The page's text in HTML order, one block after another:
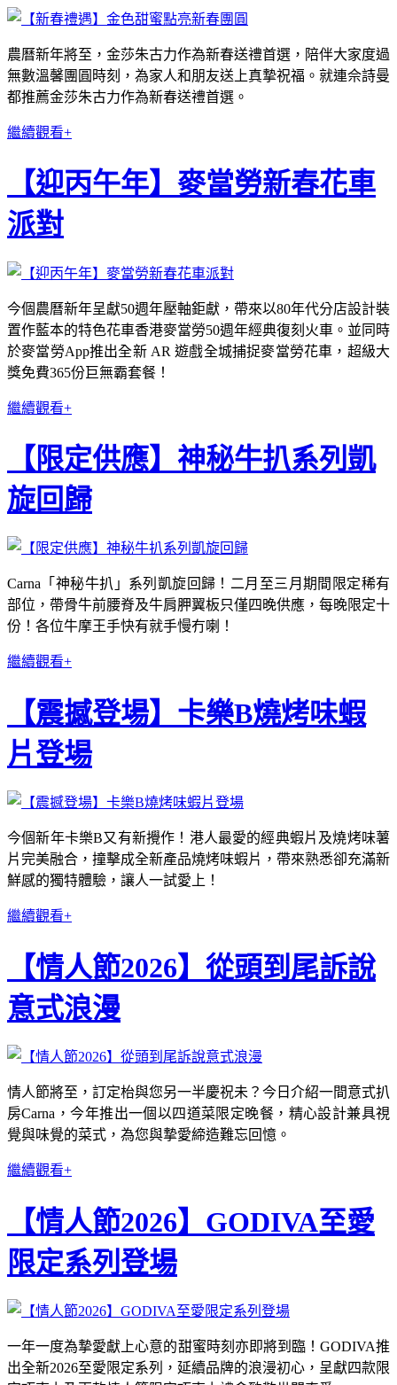
農曆新年將至，金莎朱古力作為新春送禮首選，陪伴大家度過
無數溫馨團圓時刻，為家人和朋友送上真摯祝福。就連佘詩曼
都推薦金莎朱古力作為新春送禮首選。
繼續觀看+
【迎丙午年】麥當勞新春花車
派對
今個農曆新年呈獻50週年壓軸鉅獻，帶來以80年代分店設計裝
置作藍本的特色花車香港麥當勞50週年經典復刻火車。並同時
於麥當勞App推出全新 AR 遊戲全城捕捉麥當勞花車，超級大
獎免費365份巨無霸套餐！
繼續觀看+
【限定供應】神秘牛扒系列凱
旋回歸
Carna「神秘牛扒」系列凱旋回歸！二月至三月期間限定稀有
部位，帶骨牛前腰脊及牛肩胛翼板只僅四晚供應，每晚限定十
份！各位牛摩王手快有就手慢冇喇！
繼續觀看+
【震撼登場】卡樂B燒烤味蝦
片登場
今個新年卡樂B又有新攪作！港人最愛的經典蝦片及燒烤味薯
片完美融合，撞擊成全新產品燒烤味蝦片，帶來熟悉卻充滿新
鮮感的獨特體驗，讓人一試愛上！
繼續觀看+
【情人節2026】從頭到尾訴說
意式浪漫
情人節將至，訂定枱與您另一半慶祝未？今日介紹一間意式扒
房Carna，今年推出一個以四道菜限定晚餐，精心設計兼具視
覺與味覺的菜式，為您與摯愛締造難忘回憶。
繼續觀看+
【情人節2026】GODIVA至愛
限定系列登場
一年一度為摯愛獻上心意的甜蜜時刻亦即將到臨！GODIVA推
出全新2026至愛限定系列，延續品牌的浪漫初心，呈獻四款限